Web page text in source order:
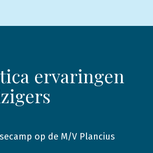
ervaringen
op de M/V Plancius